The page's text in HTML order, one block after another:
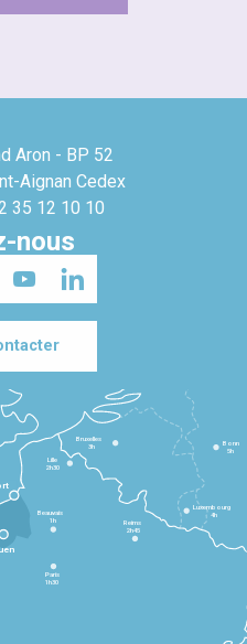
Aron - BP 52
Aignan Cedex
35 12 10 10
nous
Paris
1h30
Beauvais
1h
Reims
2h45
Lille
2h30
Bruxelles
3h
Bonn
5h
Luxembourg
4h